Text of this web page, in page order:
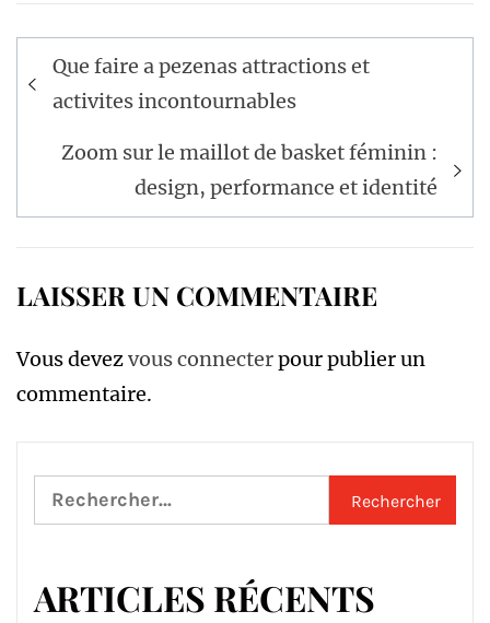
Navigation
de
Que faire a pezenas attractions et
activites incontournables
Zoom sur le maillot de basket féminin :
design, performance et identité
LAISSER UN COMMENTAIRE
Vous devezvous connecterpour publier un
commentaire.
Rechercher :
ARTICLES RÉCENTS